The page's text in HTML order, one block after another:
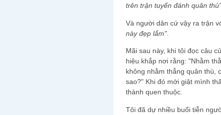
trên trận tuyến đánh quân thù"
Và người dân cứ vậy ra trận
này đẹp lắm".
Mãi sau này, khi tôi đọc câu
hiệu khắp nơi rằng: "Nhằm
không nhằm thẳng quân thù,
sao?" Khi đó mới giật mình
thành quen thuộc.
Tôi đã dự nhiều buổi tiễn